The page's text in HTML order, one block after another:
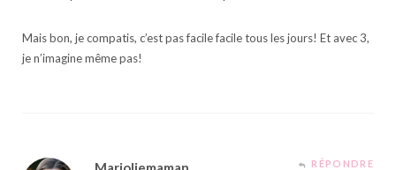
Mais bon, je compatis, c’est pas facile facile tous les jours! Et avec 3,
je n’imagine même pas!
RÉPONDRE